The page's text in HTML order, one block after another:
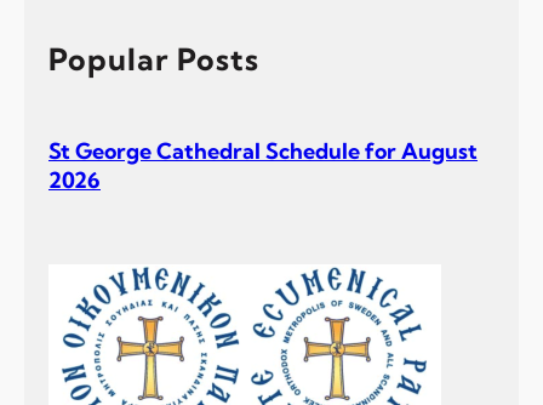
h
Popular Posts
St George Cathedral Schedule for August
2026